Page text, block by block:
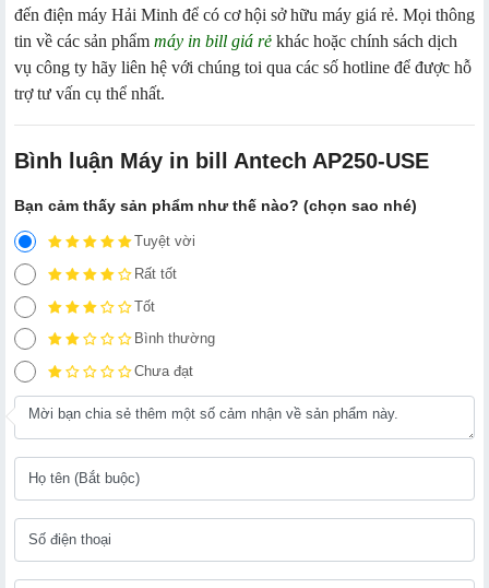
đến điện máy Hải Minh để có cơ hội sở hữu máy giá rẻ. Mọi thông
tin về các sản phẩm máy in bill giá rẻ khác hoặc chính sách dịch
vụ công ty hãy liên hệ với chúng toi qua các số hotline để được hỗ
trợ tư vấn cụ thể nhất.
Bình luận Máy in bill Antech AP250-USE
Bạn cảm thấy sản phẩm như thế nào? (chọn sao nhé)
Tuyệt vời
Rất tốt
Tốt
Bình thường
Chưa đạt